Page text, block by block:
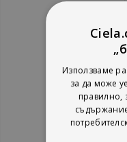
Използваме
за да може
правилно,